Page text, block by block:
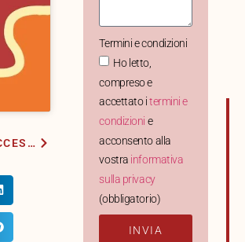
SUCCESSIVO
Termini e condizioni
Ho letto,
compreso e
accettato itermini e
condizioni e
acconsento alla
vostra informativa
sulla privacy
(obbligatorio)
INVIA